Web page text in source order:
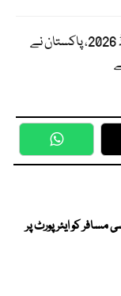
انٹرنیشنل نیوکلیئر سائنس اولمپیاڈ 2026، پاکستان نے
WhatsApp
کو ایئرپورٹ پر